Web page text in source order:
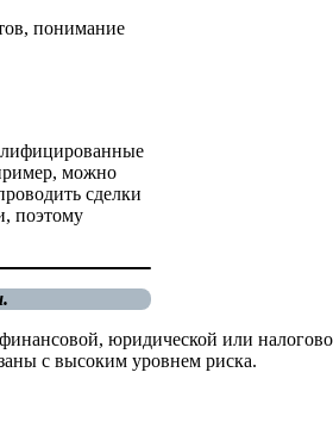
понимание
можно
сделки
поэтому
юридической или
с высоким уровнем риска.